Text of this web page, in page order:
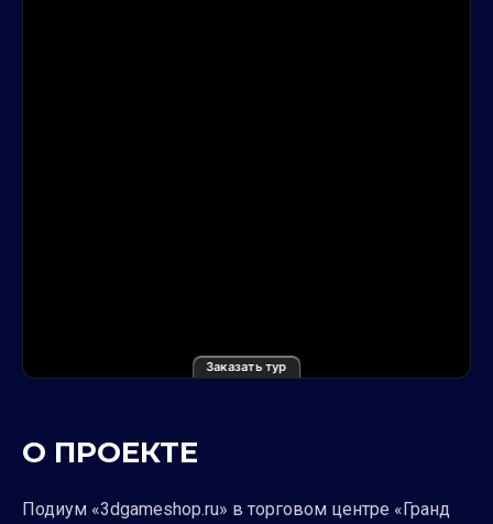
Заказать тур
О ПРОЕКТЕ
Подиум «3dgameshop.ru» в торговом центре «Гранд